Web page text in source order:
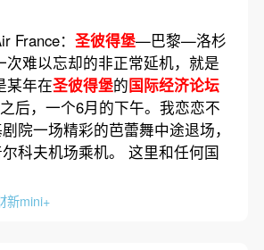
France： 圣彼得堡—巴黎—洛杉
次难以忘却的非正常延机，就是
某年在圣彼得堡的国际经济论坛
之后，一个6月的下午。我恋恋不
院一场精彩的芭蕾舞中途退场，
科夫机场乘机。 这里和任何国
新mini+